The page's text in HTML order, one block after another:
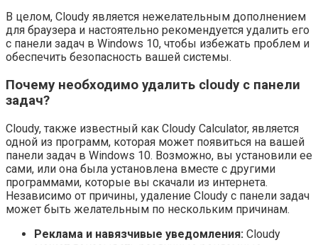
В целом, Cloudy является нежелательным дополнением
для браузера и настоятельно рекомендуется удалить его
с панели задач в Windows 10, чтобы избежать проблем и
обеспечить безопасность вашей системы.
Почему необходимо удалить cloudy с панели
задач?
Cloudy, также известный как Cloudy Calculator, является
одной из программ, которая может появиться на вашей
панели задач в Windows 10. Возможно, вы установили ее
сами, или она была установлена вместе с другими
программами, которые вы скачали из интернета.
Независимо от причины, удаление Cloudy с панели задач
может быть желательным по нескольким причинам.
Реклама и навязчивые уведомления: Cloudy